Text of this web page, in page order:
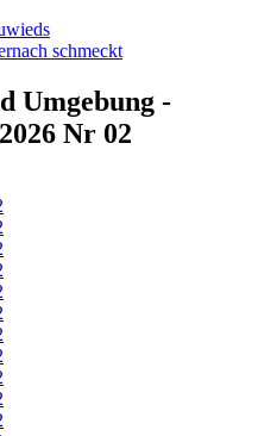
schmeckt
Umgebung -
Nr 02